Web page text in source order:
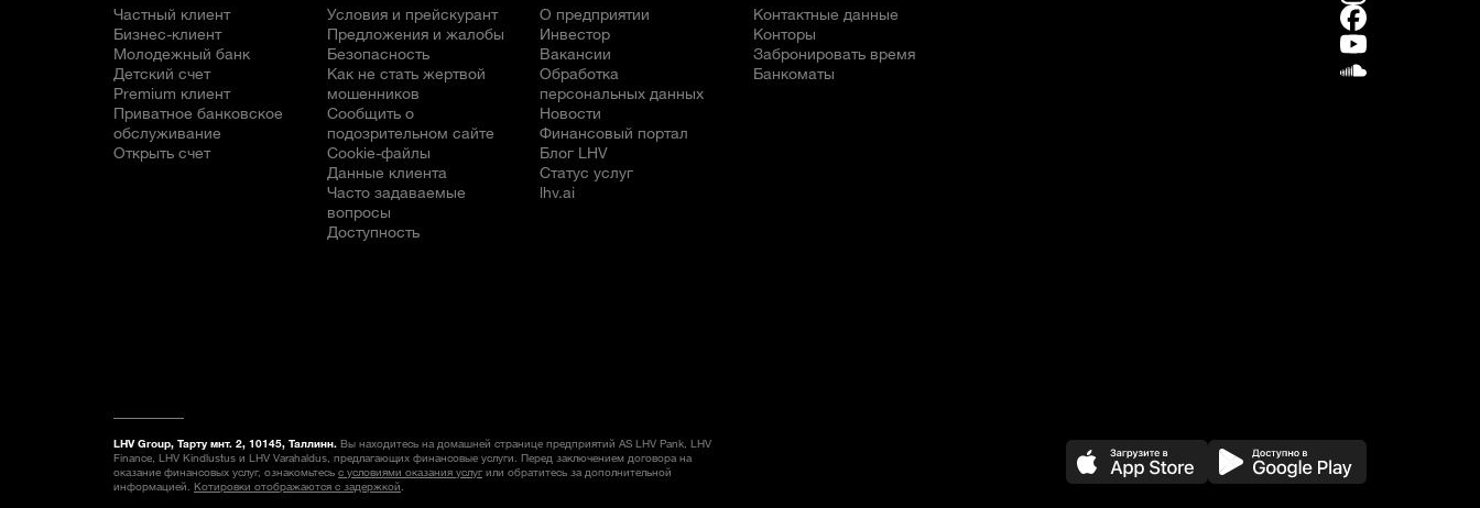
Частный клиент
Бизнес-клиент
Молодежный банк
Детский счет
Premium клиент
Приватное банковское
обслуживание
Открыть счет
Условия и прейскурант
Предложения и жалобы
Безопасность
Как не стать жертвой
мошенников
Сообщить о
подозрительном сайте
Cookie-файлы
Данные клиента
Часто задаваемые
вопросы
Доступность
О предприятии
Инвестор
Вакансии
Обработка
персональных данных
Новости
Финансовый портал
Блог LHV
Статус услуг
lhv.ai
Контактные данные
Конторы
Забронировать время
Банкоматы
LHV Group, Тарту мнт. 2, 10145, Таллинн. Вы находитесь на домашней странице предприятий AS LHV Pank, LHV
Finance, LHV Kindlustus и LHV Varahaldus, предлагающих финансовые услуги. Перед заключением договора на
оказание финансовых услуг, ознакомьтесь с условиями оказания услуг или обратитесь за дополнительной
информацией. Котировки отображаются с задержкой.